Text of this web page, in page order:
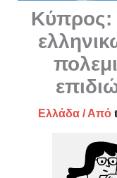
Κύπρος:
Ελλάδα / Από